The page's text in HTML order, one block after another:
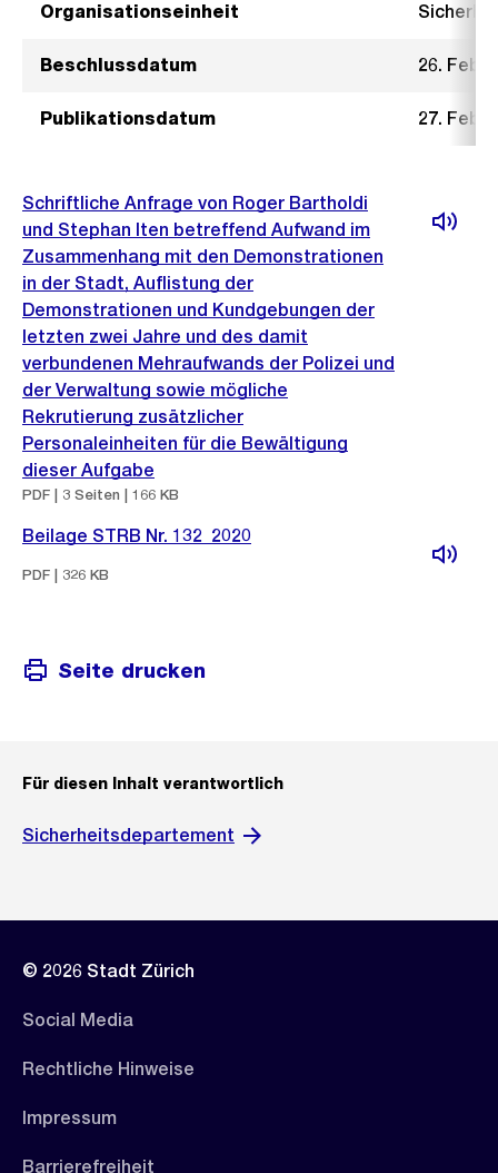
Organisationseinheit
Beschlussdatum 26.
Publikationsdatum 27.
Schriftliche Anfrage von Roger Bartholdi
und Stephan Iten betreffend Aufwand im
Zusammenhang mit den Demonstrationen
in der Stadt, Auflistung der
Demonstrationen und Kundgebungen der
letzten zwei Jahre und des damit
verbundenen Mehraufwands der Polizei und
der Verwaltung sowie mögliche
Rekrutierung zusätzlicher
Personaleinheiten für die Bewältigung
dieser Aufgabe
PDF | 3 Seiten | 166 KB
Beilage STRB Nr. 132_2020
PDF | 326 KB
Seite drucken
Für diesen Inhalt verantwortlich
Sicherheitsdepartement
© 2026 Stadt Zürich
Social Media
Rechtliche Hinweise
Impressum
Barrierefreiheit